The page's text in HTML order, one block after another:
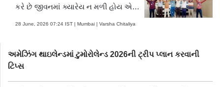
કરે છે જીવનમાં ક્યારેય ન મળી હોય એવી
થયેલી સેકન્ડ ઇનિંગ્સની.
28 June, 2026 07:24 IST | Mumbai | Varsha Chitaliya
અમેઝિંગ થાઇલેન્ડમાં ટુમોરોલેન્ડ 2026ની ટ્રીપ પ્લાન કરવાની
ટિપ્સ